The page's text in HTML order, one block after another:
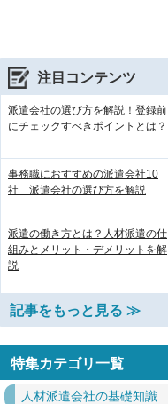
注目コンテンツ
派遣会社の選び方を解説！登録前
にチェックすべきポイントとは？
事務職におすすめの派遣会社10
社 派遣会社の選び方を解説
派遣の働き方とは？人材派遣の仕
組みとメリット・デメリットを解
説
記事をもっと見る ≫
特集カテゴリ一覧
人材派遣会社の基礎知識